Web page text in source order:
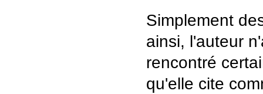
Simplement
ainsi, l'auteur
rencontré
qu'elle cite